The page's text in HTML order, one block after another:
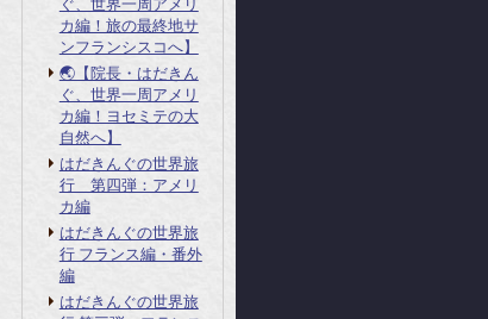
ぐ、世界一周アメリ
カ編！旅の最終地サ
ンフランシスコへ】
🌏【院長・はだきん
ぐ、世界一周アメリ
カ編！ヨセミテの大
自然へ】
はだきんぐの世界旅
行 第四弾：アメリ
カ編
はだきんぐの世界旅
行 フランス編・番外
編
はだきんぐの世界旅